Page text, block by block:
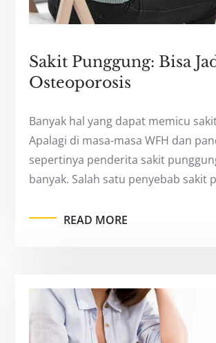
Sakit Punggung: Bisa
Osteoporosis
Banyak hal yang dapat memicu
Apalagi di masa-masa WFH dan
sepertinya penderita sakit
banyak. Salah satu penyebab sakit
READ MORE